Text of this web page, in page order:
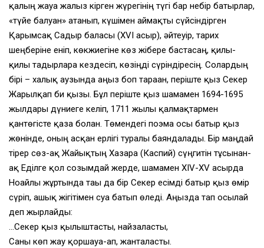
қалың жауға жалғыз кірген жүрегінің түгі бар небір батырлар,
«түйе балуан» атанып, күшімен аймақты сүйсіндірген
Қарымсақ Садыр баласы (ХVI ғасыр), әйтеуір, тарих
шеңберіне еніп, көкжиегіне көз жібере бастасаң, қилы-
қилы тағдырларға кездесіп, көзіңді сүріндіресің. Солардың
бірі – халық аузында аңыз боп тараған, періште қыз Секер
Жарылқап би қызы. Бұл періште қыз шамамен 1694-1695
жылдары дүниеге келіп, 1711 жылғы қалмақтармен
қантөгісте қаза болған. Төмендегі поэма осы батыр қыз
жөнінде, оның асқан ерлігі туралы баяндалады. Бір маңдай
тірер сөз-ақ Жайықтың Хазарға (Каспий) сүңгитін тұсынан-
ақ Еділге қол созымдай жерде, шамамен XIV-XV ғасырда
Ноғайлы жұртында тағы да бір Секер есімді батыр қыз өмір
сүріп, ғашық жігітімен суға батып өледі. Аңызда тап осылай
деп жырлайды:
…Секер қыз қылыштасты, найзаласты,
Саны көп жау қоршауға-ап, жанталасты.